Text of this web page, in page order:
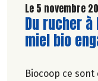
Le 5 novembre
Lire la
Du rucher à
miel bio
Biocoop ce